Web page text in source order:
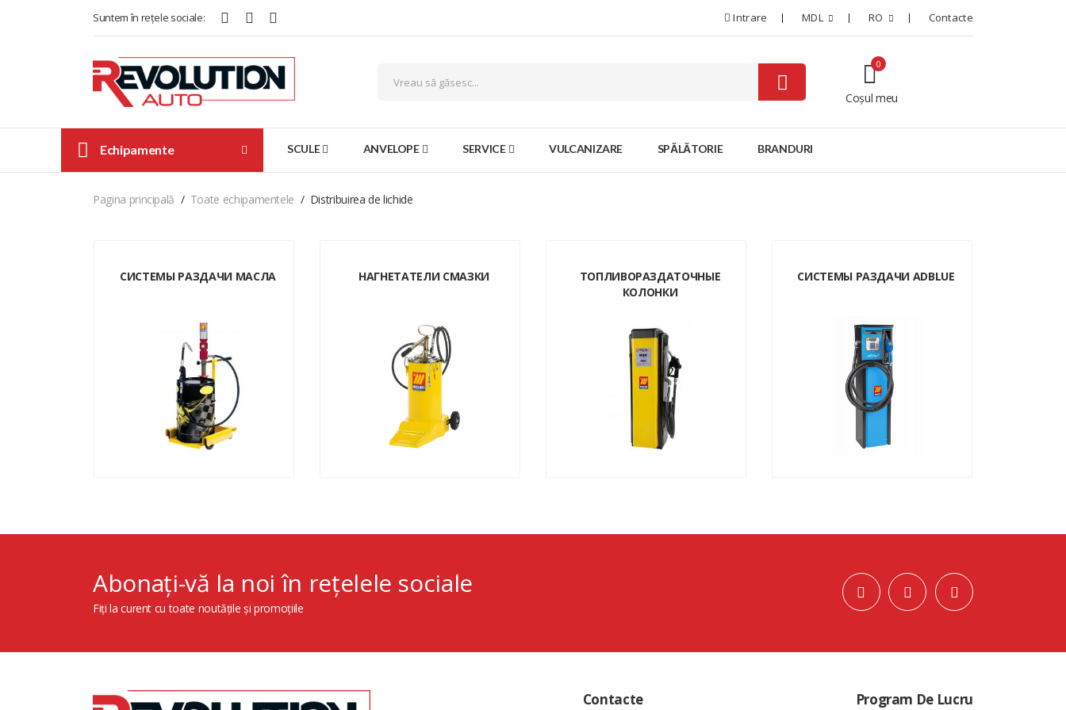
Suntem în rețele sociale: Intrare MDL RO Contacte
Coșul meu
0
Echipamente SCULE ANVELOPE SERVICE VULCANIZARE SPĂLĂTORIE BRANDURI
Pagina principală Toate echipamentele Distribuirea de lichide
СИСТЕМЫ РАЗДАЧИ МАСЛА НАГНЕТАТЕЛИ СМАЗКИ
ТОПЛИВОРАЗДАТОЧНЫЕ
КОЛОНКИ
СИСТЕМЫ РАЗДАЧИ ADBLUE
Abonați-vă la noi în rețelele sociale
Fiți la curent cu toate noutățile și promoțiile
Contacte Program De Lucru